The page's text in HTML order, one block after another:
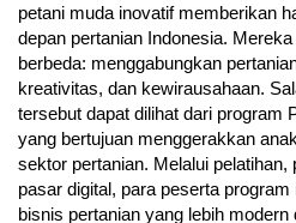
petani muda inovatif memberikan
depan pertanian Indonesia.
berbeda: menggabungkan
kreativitas, dan kewirausahaan.
tersebut dapat dilihat dari program
yang bertujuan menggerakkan
sektor pertanian. Melalui
pasar digital, para peserta
bisnis pertanian yang lebih